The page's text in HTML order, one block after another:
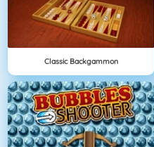
Classic Backgammon